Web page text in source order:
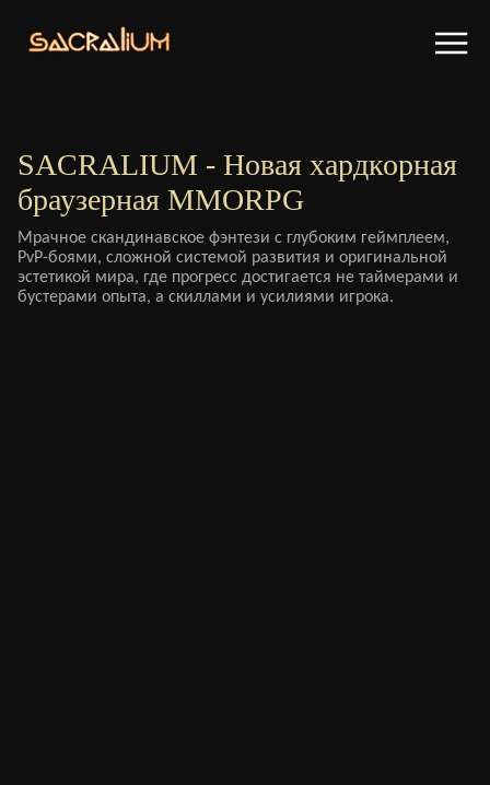
SACRALIUM - Новая хардкорная
браузерная MMORPG
Мрачное скандинавское фэнтези с глубоким геймплеем,
PvP-боями, сложной системой развития и оригинальной
эстетикой мира, где прогресс достигается не таймерами и
бустерами опыта, а скиллами и усилиями игрока.